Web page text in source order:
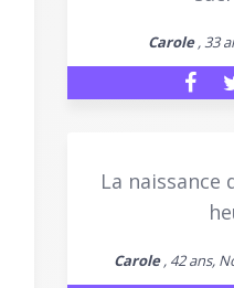
Carole, 33
La naissance
Carole, 42 ans,